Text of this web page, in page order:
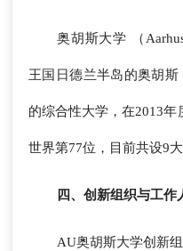
奥胡斯大学 （
王国日德兰半岛的奥胡
的综合性大学，在2013
世界第77位，目前共设9大
四、创新组织与工作
AU奥胡斯大学创新